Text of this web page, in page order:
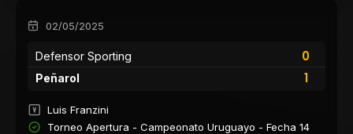
02/05/2025
Defensor Sporting
0
1
Peñarol
Luis Franzini
Torneo Apertura - Campeonato Uruguayo - Fecha 14